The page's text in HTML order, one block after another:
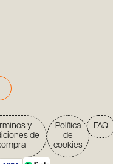
y
de
Política
de
cookies
FAQ